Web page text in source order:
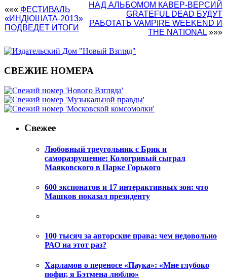
««« ФЕСТИВАЛЬ
«ИНДЮШАТА-2013»
ПОДВЕДЕТ ИТОГИ
НАД АЛЬБОМОМ КАВЕР-ВЕРСИЙ
GRATEFUL DEAD БУДУТ
РАБОТАТЬ VAMPIRE WEEKEND И
THE NATIONAL »»»
СВЕЖИЕ НОМЕРА
Свежее
Любовный треугольник с Брик и
саморазрушение: Кологривый сыграл
Маяковского в Парке Горького
600 экспонатов и 17 интерактивных зон: что
Машков показал президенту
100 тысяч за авторские права: чем недовольно
РАО на этот раз?
Харламов о переносе «Паука»: «Мне глубоко
пофиг, я Бэтмена люблю»